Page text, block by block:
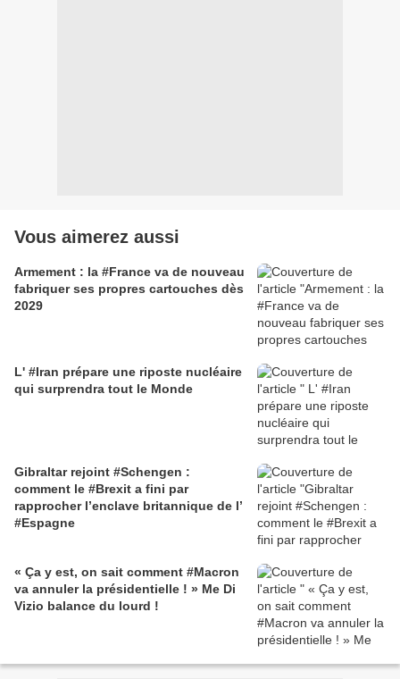
Vous aimerez aussi
Armement : la #France va de nouveau
fabriquer ses propres cartouches dès
2029
L' #Iran prépare une riposte nucléaire
qui surprendra tout le Monde
Gibraltar rejoint #Schengen :
comment le #Brexit a fini par
rapprocher l’enclave britannique de l’
#Espagne
« Ça y est, on sait comment #Macron
va annuler la présidentielle ! » Me Di
Vizio balance du lourd !